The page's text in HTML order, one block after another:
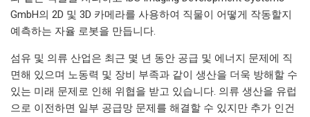
GmbH의 2D 및 3D 카메라를 사용하여 직물이 어떻게 작동할지
예측하는 자율 로봇을 만듭니다.
섬유 및 의류 산업은 최근 몇 년 동안 공급 및 에너지 문제에 직
면해 있으며 노동력 및 장비 부족과 같이 생산을 더욱 방해할 수
있는 미래 문제로 인해 위협을 받고 있습니다. 의류 생산을 유럽
으로 이전하면 일부 공급망 문제를 해결할 수 있지만 추가 인건